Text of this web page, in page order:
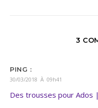
3
PING :
30/03/2018 À 09h41
Des trousses pour Ados